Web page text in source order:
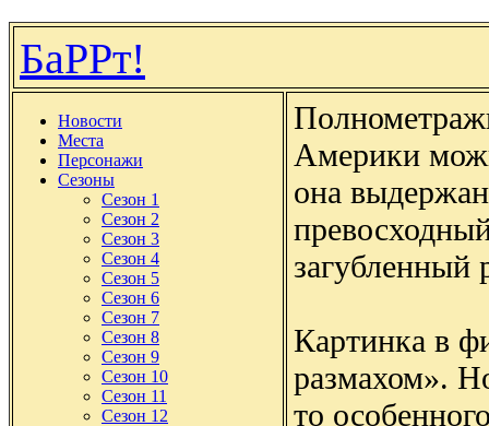
БаРРт!
Новости
Места
Персонажи
Сезоны
Сезон 1
Сезон 2
Сезон 3
Сезон 4
Сезон 5
Сезон 6
Сезон 7
Сезон 8
Сезон 9
Сезон 10
Сезон 11
Сезон 12
Америки
она
загубленный
Картинка в
размахом».
то